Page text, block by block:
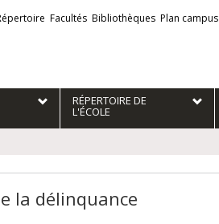
externes
Facultés Bibliothèques Plan campus
RÉPERTOIRE DE
L'ÉCOLE
la délinquance